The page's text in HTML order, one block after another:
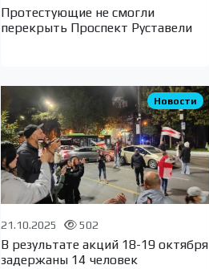
Протестующиe не смогли
перекрыть Проспект Руставели
Новости
21.10.2025 502
В результате акций 18-19 октября
задержаны 14 человек